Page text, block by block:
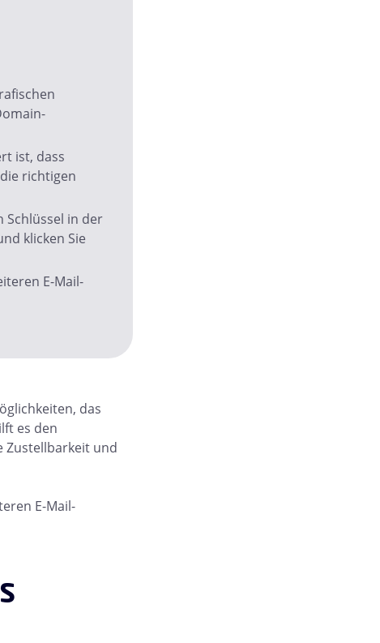
ist, dass
richtigen
Schlüssel in der
klicken Sie
E-Mail-
das
es den
Zustellbarkeit und
E-Mail-